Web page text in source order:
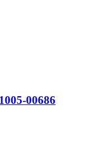
00686